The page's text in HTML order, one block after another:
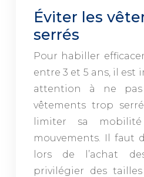
Éviter les
serrés
Pour habiller
entre 3 et 5 ans, il est
attention à ne
vêtements trop
limiter sa
mouvements. Il faut
lors de l’achat
privilégier des